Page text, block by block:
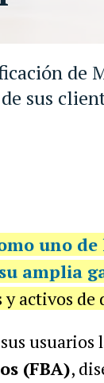
de
sus
uno
amplia
activos de
(FBA),